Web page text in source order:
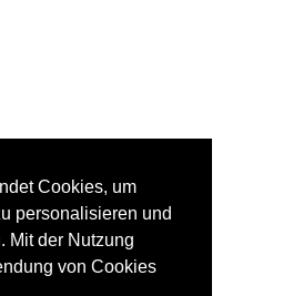
Cookies, um
personalisieren und
Mit der Nutzung
von Cookies